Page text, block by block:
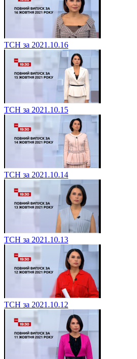
ТСН за 2021.10.16
ТСН за 2021.10.15
ТСН за 2021.10.14
ТСН за 2021.10.13
ТСН за 2021.10.12